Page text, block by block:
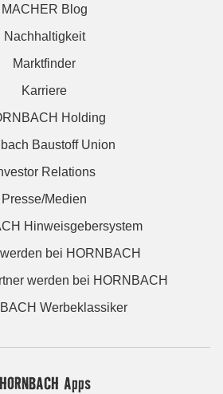
MACHER Blog
Nachhaltigkeit
Marktfinder
Karriere
Holding
Baustoff Union
Relations
Presse/Medien
Hinweisgebersystem
bei HORNBACH
werden bei HORNBACH
Werbeklassiker
HORNBACH Apps